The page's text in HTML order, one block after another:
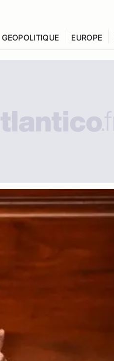
GEOPOLITIQUE EUROPE